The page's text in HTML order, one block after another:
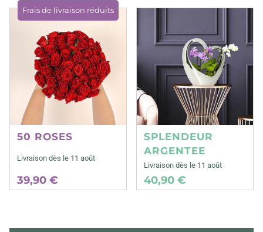
Frais de livraison réduits
50 ROSES
Livraison dès le 11 août
39,90 €
SPLENDEUR
ARGENTEE
Livraison dès le 11 août
40,90 €